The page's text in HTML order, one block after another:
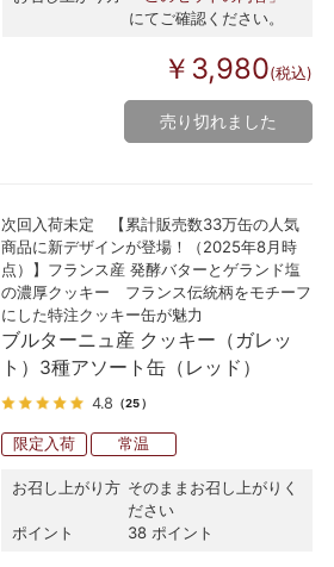
にてご確認ください。
￥3,980(税込)
売り切れました
次回入荷未定 【累計販売数33万缶の人気
商品に新デザインが登場！（2025年8月時
点）】フランス産 発酵バターとゲランド塩
の濃厚クッキー フランス伝統柄をモチーフ
にした特注クッキー缶が魅力
ブルターニュ産 クッキー（ガレッ
ト）3種アソート缶（レッド）
4.8 （25）
限定入荷 常温
お召し上がり方 そのままお召し上がりく
ださい
ポイント
38 ポイント